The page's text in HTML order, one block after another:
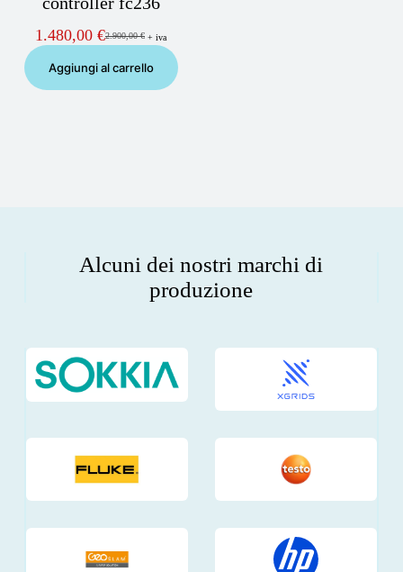
2.900,00€
Il
originale
1.480,00 €
Il
attuale
+ iva
Aggiungi al carrello
Alcuni dei nostri marchi di
produzione